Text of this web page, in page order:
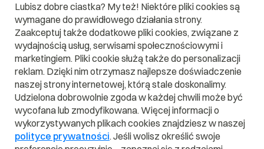
Pomoc»Poczta»Mozilla Thunderbird – szyfrowanie
wiadomości „end-to-end”
Mozilla Thunderbird – szyfrowanie
wiadomości „end-to-end”
Poczta
Konfiguracja
programów
pocztowych
Lubisz dobre ciastka? My też! Niektóre pliki cookies są
wymagane do prawidłowego działania strony.
Zaakceptuj także dodatkowe pliki cookies, związane z
wydajnością usług, serwisami społecznościowymi i
marketingiem. Pliki cookie służą także do personalizacji
reklam. Dzięki nim otrzymasz najlepsze doświadczenie
naszej strony internetowej, którą stale doskonalimy.
Udzielona dobrowolnie zgoda w każdej chwili może być
wycofana lub zmodyfikowana. Więcej informacji o
wykorzystywanych plikach cookies znajdziesz w naszej
polityce prywatności. Jeśli wolisz określić swoje